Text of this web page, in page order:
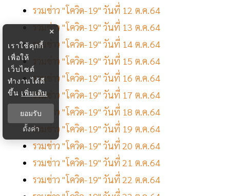
รวมข่าว "โควิด-19" วันที่ 12 ต.ค.64
รวมข่าว "โควิด-19" วันที่ 13 ต.ค.64
รวมข่าว "โควิด-19" วันที่ 14 ต.ค.64
รวมข่าว "โควิด-19" วันที่ 15 ต.ค.64
รวมข่าว "โควิด-19" วันที่ 16 ต.ค.64
รวมข่าว "โควิด-19" วันที่ 17 ต.ค.64
รวมข่าว "โควิด-19" วันที่ 18 ต.ค.64
รวมข่าว "โควิด-19" วันที่ 19 ต.ค.64
รวมข่าว "โควิด-19" วันที่ 20 ต.ค.64
รวมข่าว "โควิด-19" วันที่ 21 ต.ค.64
รวมข่าว "โควิด-19" วันที่ 22 ต.ค.64
×
เราใช้คุกกี้
เพื่อให้
เว็บไซต์
ทำงานได้ดี
ขึ้น เพิ่มเติม
ยอมรับ
ตั้งค่า